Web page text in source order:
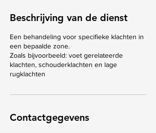
Beschrijving van de dienst
Een behandeling voor specifieke klachten in
een bepaalde zone.
Zoals bijvoorbeeld: voet gerelateerde
klachten, schouderklachten en lage
rugklachten
Contactgegevens